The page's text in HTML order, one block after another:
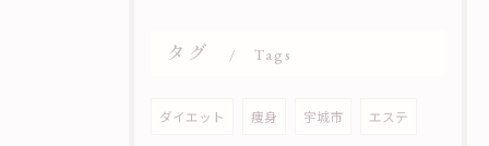
タグ Tags
ダイエット 痩身 宇城市 エステ